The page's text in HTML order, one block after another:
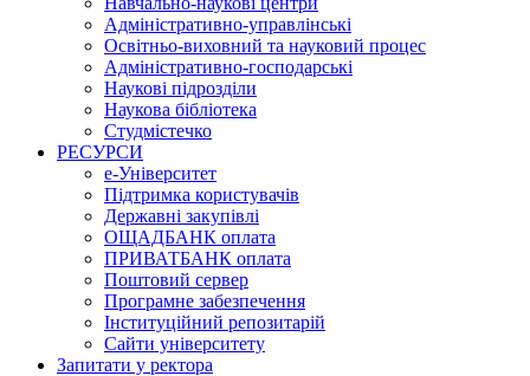
Адміністративно-управлінські
Освітньо-виховний та науковий процес
Адміністративно-господарські
Наукові підрозділи
Наукова бібліотека
Студмістечко
РЕСУРСИ
е-Університет
Підтримка користувачів
Державні закупівлі
ОЩАДБАНК оплата
ПРИВАТБАНК оплата
Поштовий сервер
Програмне забезпечення
Інституційний репозитарій
Сайти університету
Запитати у ректора